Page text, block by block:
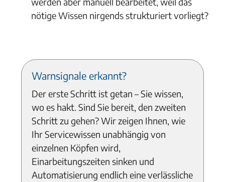
nötige Wissen nirgends strukturiert vorliegt?
Warnsignale erkannt?
Der erste Schritt ist getan – Sie wissen,
wo es hakt. Sind Sie bereit, den zweiten
Schritt zu gehen? Wir zeigen Ihnen, wie
Ihr Servicewissen unabhängig von
einzelnen Köpfen wird,
Einarbeitungszeiten sinken und
Automatisierung endlich eine verlässliche